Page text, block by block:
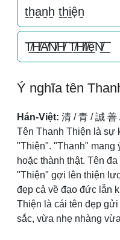
t̠h̠a̠n̠h̠ t̠h̠i̠ện̠
T̸͟͞H̸͟͞A̸͟͞N̸͟͞H̸͟͞ T̸͟͞H̸͟͞I̸͟͞ệN̸͟͞
Ý nghĩa tên
Hán-Việt: 清 / 青 / 誠 善
Tên Thanh Thiện là sự
"Thiện". "Thanh" mang
hoặc thành thật. Tên
"Thiện" gợi lên thiện
đẹp cả về đạo đức lẫn
Thiện là cái tên đẹp
sắc, vừa nhẹ nhàng